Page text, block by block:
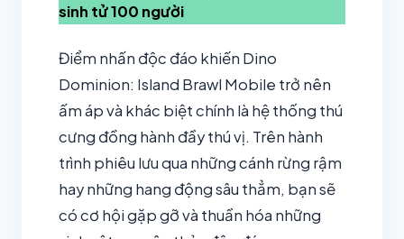
sinh tử 100 người
Điểm nhấn độc đáo khiến Dino
Dominion: Island Brawl Mobile trở nên
ấm áp và khác biệt chính là hệ thống thú
cưng đồng hành đầy thú vị. Trên hành
trình phiêu lưu qua những cánh rừng rậm
hay những hang động sâu thẳm, bạn sẽ
có cơ hội gặp gỡ và thuần hóa những